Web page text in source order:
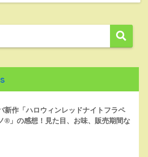
新作「ハロウィンレッドナイトフラペ
®」の感想！見た目、お味、販売期間な